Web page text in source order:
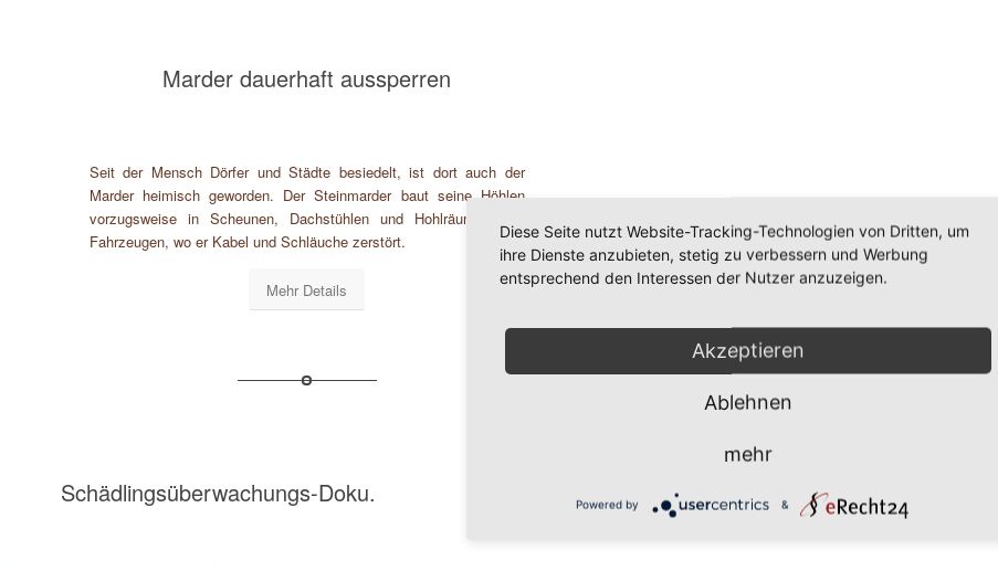
Marder dauerhaft aussperren
Seit der Mensch Dörfer und Städte besiedelt, ist dort auch der
Marder heimisch geworden. Der Steinmarder baut seine Höhlen
vorzugsweise in Scheunen, Dachstühlen und Hohlräumen von
Fahrzeugen, wo er Kabel und Schläuche zerstört.
Mehr Details
Schädlingsüberwachungs-Doku. Holz- und Bautenschutz
Diese Seite nutzt Website-Tracking-Technologien von Dritten, um
ihre Dienste anzubieten, stetig zu verbessern und Werbung
entsprechend den Interessen der Nutzer anzuzeigen.
Akzeptieren
Ablehnen
mehr
Powered by &